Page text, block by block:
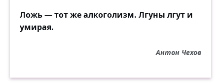
Ложь — тот же алкоголизм. Лгуны лгут и
умирая.
Антон Чехов